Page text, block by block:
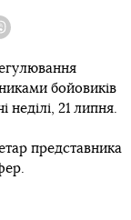
Viber
бойовиків
неділі, 21 липня.
представника